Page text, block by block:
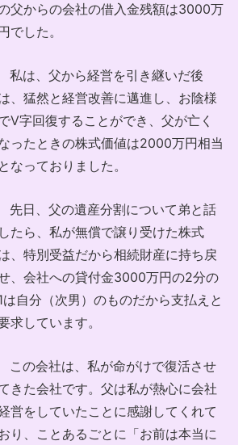
父からの会社の借入金残額は3000万
でした。
私は、父から経営を引き継いだ後
、猛然と経営改善に邁進し、お陰様
V字回復することができ、父が亡く
ったときの株式価値は2000万円相当
となっておりました。
先日、父の遺産分割について弟と話
したら、私が無償で譲り受けた株式
、特別受益だから相続財産に持ち戻
、会社への貸付金3000万円の2分の
は自分（次男）のものだから支払えと
求しています。
この会社は、私が命がけで復活させ
きた会社です。父は私が熱心に会社
営をしていたことに感謝してくれて
り、ことあるごとに「お前は本当に